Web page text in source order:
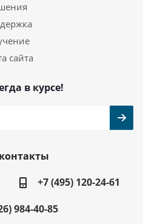
сайта
в курсе!
+7 (495) 120-24-61
984-40-85